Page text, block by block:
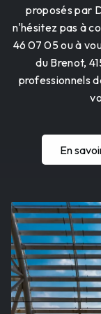
proposés par
n'hésitez pas à
46 07 05 ou à
du Brenot,
professionnels
En